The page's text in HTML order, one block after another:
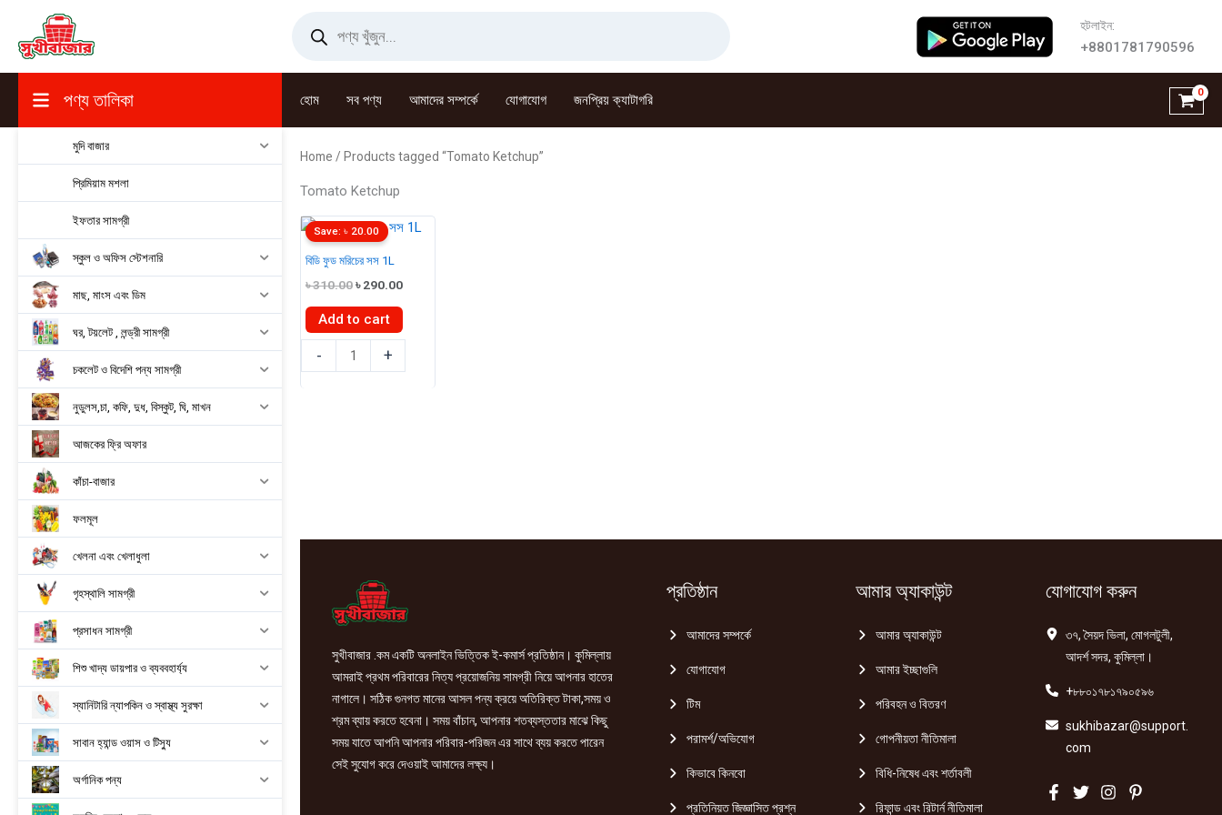
content
search
হটলাইন:
+8801781790596
পণ্য তালিকা হোম সব পণ্য আমাদের সম্পর্কে যোগাযোগ জনপ্রিয় ক্যাটাগরি
মুদি বাজার
প্রিমিয়াম মশলা
ইফতার সামগ্রী
স্কুল ও অফিস স্টেশনারি
মাছ, মাংস এবং ডিম
ঘর, টয়লেট , লন্ড্রী সামগ্রী
চকলেট ও বিদেশি পন্য সামগ্রী
নুডুলস,চা, কফি, দুধ, বিস্কুট, ঘি, মাখন
আজকের ফ্রি অফার
কাঁচা-বাজার
ফলমূল
খেলনা এবং খেলাধুলা
গৃহস্থালি সামগ্রী
প্রসাধন সামগ্রী
শিশু খাদ্য ডায়পার ও ব্যববহার্য্য
স্যানিটারি ন্যাপকিন ও স্বাস্থ্য সুরক্ষা
সাবান হ্যান্ড ওয়াস ও টিস্যু
অর্গানিক পন্য
Home / Products tagged “Tomato Ketchup”
Tomato Ketchup
বিডি ফুড মরিচের সস 1L
৳310.00Original
was:
৳ 310.00.
৳290.00Current
is:
৳ 290.00.
Save:৳ 20.00
Add to cart
-
ফুড
+
সুখীবাজার .কম একটি অনলাইন ভিত্তিক ই-কমার্স প্রতিষ্ঠান। কুমিল্লায়
আমরাই প্রথম পরিবারের নিত্য প্রয়োজনিয় সামগ্রী নিয়ে আপনার হাতের
নাগালে। সঠিক গুনগত মানের আসল পন্য ক্রয়ে অতিরিক্ত টাকা,সময় ও
শ্রম ব্যায় করতে হবেনা। সময় বাঁচান, আপনার শতব্যস্ততার মাঝে কিছু
সময় যাতে আপনি আপনার পরিবার-পরিজন এর সাথে ব্যয় করতে পারেন
সেই সুযোগ করে দেওয়াই আমাদের লক্ষ্য।
প্রতিষ্ঠান
আমাদের সম্পর্কে
যোগাযোগ
টিম
পরামর্শ/অভিযোগ
কিভাবে কিনবো
প্রতিনিয়ত জিজ্ঞাসিত প্রশ্ন
আমার অ্যাকাউন্ট
আমার অ্যাকাউন্ট
আমার ইচ্ছাগুলি
পরিবহন ও বিতরণ
গোপনীয়তা নীতিমালা
বিধি-নিষেধ এবং শর্তাবলী
রিফান্ড এবং রিটার্ন নীতিমালা
যোগাযোগ করুন
৩৭, সৈয়দ ভিলা, মোগলটুলী,
আদর্শ সদর, কুমিল্লা।
+৮৮০১৭৮১৭৯০৫৯৬
sukhibazar@support.
com